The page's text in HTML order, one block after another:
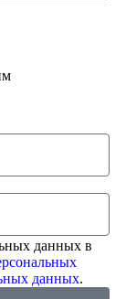
данных в
данных.